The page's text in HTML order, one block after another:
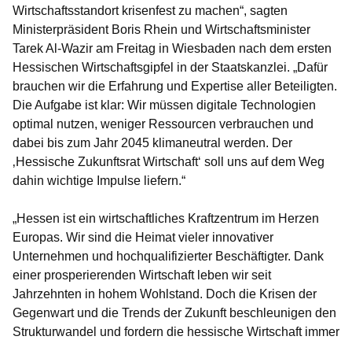
Wirtschaftsstandort krisenfest zu machen“, sagten
Ministerpräsident Boris Rhein und Wirtschaftsminister
Tarek Al-Wazir am Freitag in Wiesbaden nach dem ersten
Hessischen Wirtschaftsgipfel in der Staatskanzlei. „Dafür
brauchen wir die Erfahrung und Expertise aller Beteiligten.
Die Aufgabe ist klar: Wir müssen digitale Technologien
optimal nutzen, weniger Ressourcen verbrauchen und
dabei bis zum Jahr 2045 klimaneutral werden. Der
‚Hessische Zukunftsrat Wirtschaft‘ soll uns auf dem Weg
dahin wichtige Impulse liefern.“
„Hessen ist ein wirtschaftliches Kraftzentrum im Herzen
Europas. Wir sind die Heimat vieler innovativer
Unternehmen und hochqualifizierter Beschäftigter. Dank
einer prosperierenden Wirtschaft leben wir seit
Jahrzehnten in hohem Wohlstand. Doch die Krisen der
Gegenwart und die Trends der Zukunft beschleunigen den
Strukturwandel und fordern die hessische Wirtschaft immer